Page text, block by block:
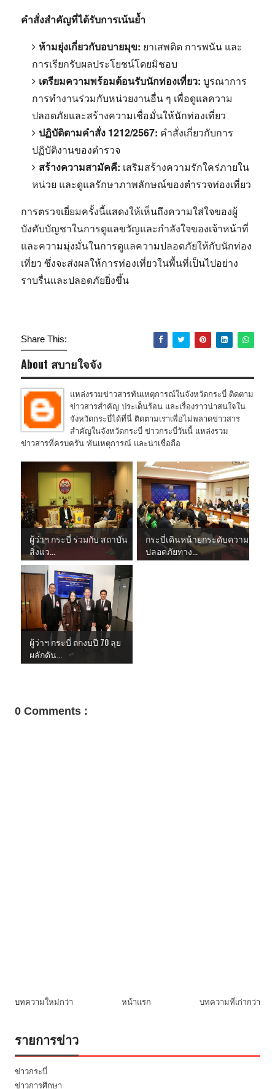
คำสั่งสำคัญที่ได้รับการเน้นย้ำ
ห้ามยุ่งเกี่ยวกับอบายมุข: ยาเสพติด การพนัน และ
การเรียกรับผลประโยชน์โดยมิชอบ
เตรียมความพร้อมต้อนรับนักท่องเที่ยว: บูรณาการ
การทำงานร่วมกับหน่วยงานอื่น ๆ เพื่อดูแลความ
ปลอดภัยและสร้างความเชื่อมั่นให้นักท่องเที่ยว
ปฏิบัติตามคำสั่ง 1212/2567: คำสั่งเกี่ยวกับการ
ปฏิบัติงานของตำรวจ
สร้างความสามัคคี: เสริมสร้างความรักใคร่ภายใน
หน่วย และดูแลรักษาภาพลักษณ์ของตำรวจท่องเที่ยว
การตรวจเยี่ยมครั้งนี้แสดงให้เห็นถึงความใส่ใจของผู้
บังคับบัญชาในการดูแลขวัญและกำลังใจของเจ้าหน้าที่
และความมุ่งมั่นในการดูแลความปลอดภัยให้กับนักท่อง
เที่ยว ซึ่งจะส่งผลให้การท่องเที่ยวในพื้นที่เป็นไปอย่าง
ราบรื่นและปลอดภัยยิ่งขึ้น
Share This:
About สบายใจจัง
แหล่งรวมข่าวสารทันเหตุการณ์ในจังหวัดกระบี่ ติดตาม
ข่าวสารสำคัญ ประเด็นร้อน และเรื่องราวน่าสนใจใน
จังหวัดกระบี่ได้ที่นี่ ติดตามเราเพื่อไม่พลาดข่าวสาร
สำคัญในจังหวัดกระบี่ ข่าวกระบี่วันนี้ แหล่งรวม
ข่าวสารที่ครบครัน ทันเหตุการณ์ และน่าเชื่อถือ
ผู้ว่าฯ กระบี่ ร่วมกับ สถาบัน
สิ่งแว...
กระบี่เดินหน้ายกระดับความ
ปลอดภัยทาง...
ผู้ว่าฯ กระบี่ ถกงบปี 70 ลุย
ผลักดัน...
0 Comments :
บทความใหม่กว่า บทความที่เก่ากว่า
หน้าแรก
รายการข่าว
ข่าวกระบี่
ข่าวการศึกษา